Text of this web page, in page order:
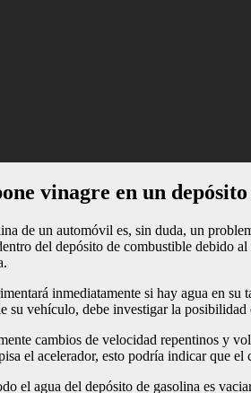
vinagre en un
de un automóvil es, sin duda, un
del depósito de combustible debido
inmediatamente si hay agua en
su vehículo, debe investigar la posibilidad
cambios de velocidad repentinos y
el acelerador, esto podría indicar que
el agua del depósito de gasolina es